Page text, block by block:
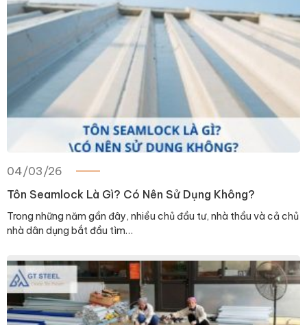
04/03/26
Tôn Seamlock Là Gì? Có Nên Sử Dụng Không?
Trong những năm gần đây, nhiều chủ đầu tư, nhà thầu và cả chủ
nhà dân dụng bắt đầu tìm…